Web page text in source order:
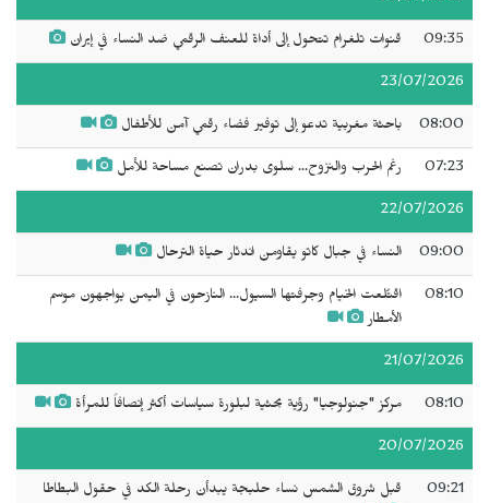
09:35 قنوات تلغرام تتحول إلى أداة للعنف الرقمي ضد النساء في إيران
23/07/2026
08:00 باحثة مغربية تدعو إلى توفير فضاء رقمي آمن للأطفال
07:23 رغم الحرب والنزوح... سلوى بدران تصنع مساحة للأمل
22/07/2026
09:00 النساء في جبال كاتو يقاومن اندثار حياة الترحال
08:10
اقتُلعت الخيام وجرفتها السيول... النازحون في اليمن يواجهون موسم
الأمطار
21/07/2026
08:10 مركز "جنولوجيا" رؤية بحثية لبلورة سياسات أكثر إنصافاً للمرأة
20/07/2026
09:21 قبل شروق الشمس نساء حلبجة يبدأن رحلة الكد في حقول البطاطا